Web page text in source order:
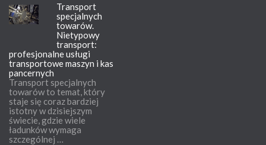
Transport
specjalnych
towarów.
Nietypowy
transport:
profesjonalne usługi
transportowe maszyn i kas
pancernych
Transport specjalnych
towarów to temat, który
staje się coraz bardziej
istotny w dzisiejszym
świecie, gdzie wiele
ładunków wymaga
szczególnej …